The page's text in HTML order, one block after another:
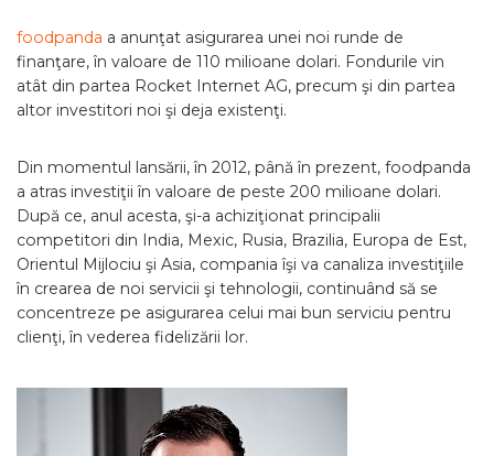
foodpanda a anunţat asigurarea unei noi runde de
finanţare, în valoare de 110 milioane dolari. Fondurile vin
atât din partea Rocket Internet AG, precum şi din partea
altor investitori noi şi deja existenţi.
Din momentul lansării, în 2012, până în prezent, foodpanda
a atras investiţii în valoare de peste 200 milioane dolari.
După ce, anul acesta, şi-a achiziţionat principalii
competitori din India, Mexic, Rusia, Brazilia, Europa de Est,
Orientul Mijlociu şi Asia, compania îşi va canaliza investiţiile
în crearea de noi servicii şi tehnologii, continuând să se
concentreze pe asigurarea celui mai bun serviciu pentru
clienţi, în vederea fidelizării lor.